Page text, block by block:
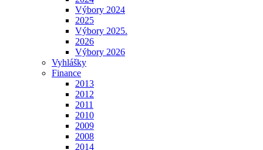
Výbory 2024
2025
Výbory 2025.
2026
Výbory 2026
Vyhlášky
Finance
2013
2012
2011
2010
2009
2008
2014